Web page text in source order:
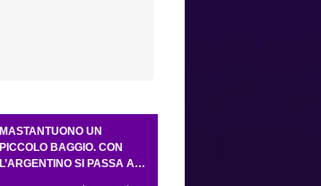
MASTANTUONO UN
PICCOLO BAGGIO. CON
L’ARGENTINO SI PASSA AL